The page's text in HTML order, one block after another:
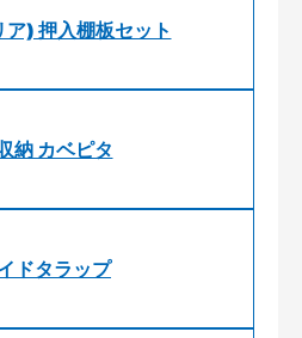
) 押入棚板セット
納 カベピタ
ドタラップ